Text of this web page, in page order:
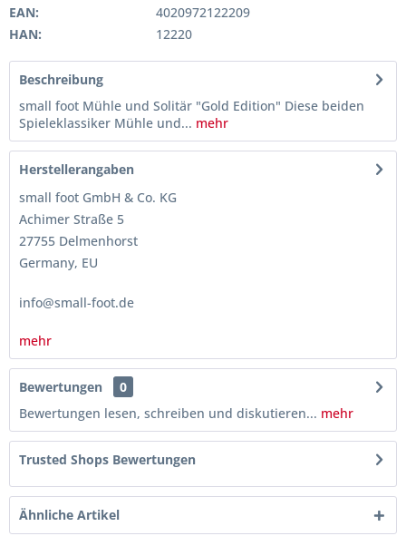
EAN:
4020972122209
HAN:
12220
Beschreibung
small foot Mühle und Solitär "Gold Edition" Diese beiden
Spieleklassiker Mühle und... mehr
Herstellerangaben
small foot GmbH & Co. KG
Achimer Straße 5
27755 Delmenhorst
Germany, EU
info@small-foot.de
mehr
Bewertungen
0
Bewertungen lesen, schreiben und diskutieren... mehr
Trusted Shops Bewertungen
Ähnliche Artikel